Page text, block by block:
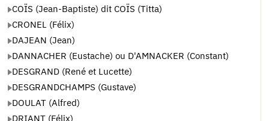
COÏS (Jean-Baptiste) dit COÏS (Titta)
CRONEL (Félix)
DAJEAN (Jean)
DANNACHER (Eustache) ou D'AMNACKER (Constant)
DESGRAND (René et Lucette)
DESGRANDCHAMPS (Gustave)
DOULAT (Alfred)
DRIANT (Félix)